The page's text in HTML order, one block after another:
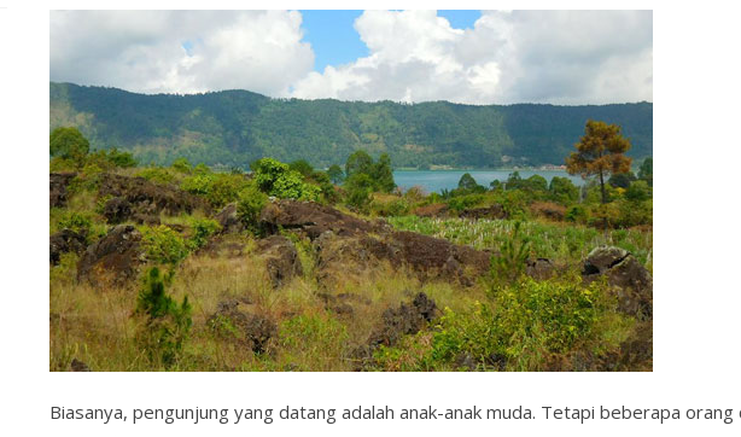
Biasanya, pengunjung yang datang adalah anak-anak muda. Tetapi beberapa